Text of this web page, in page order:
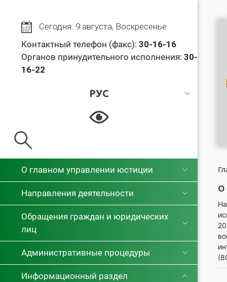
Сегодня: 9 августа, Воскресенье
Контактный телефон (факс): 30-16-16
Органов принудительного исполнения: 30-
16-22
РУС
РУС
О главном управлении юстиции
Направления деятельности
Обращения граждан и юридических
лиц
Административные процедуры
Информационный раздел
О